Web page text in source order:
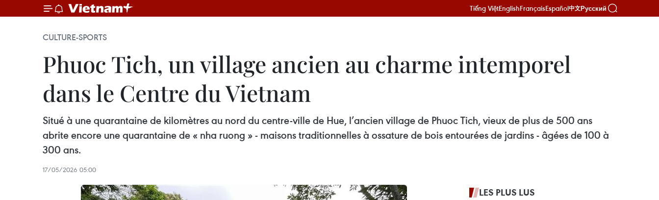
Tiếng ViệtEnglishFrançaisEspañol中文Русский
CULTURE-SPORTS
Phuoc Tich, un village ancien au charme intemporel
dans le Centre du Vietnam
Situé à une quarantaine de kilomètres au nord du centre-ville de Hue, l’ancien village de Phuoc Tich, vieux de plus de 500 ans
abrite encore une quarantaine de « nha ruong » - maisons traditionnelles à ossature de bois entourées de jardins - âgées de 100 à
300 ans.
17/05/2026 05:00
LES PLUS LUS